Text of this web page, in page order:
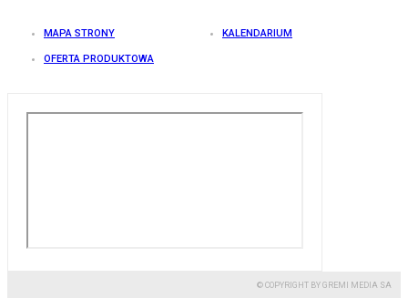
MAPA STRONY KALENDARIUM
OFERTA PRODUKTOWA
© COPYRIGHT BY GREMI MEDIA SA